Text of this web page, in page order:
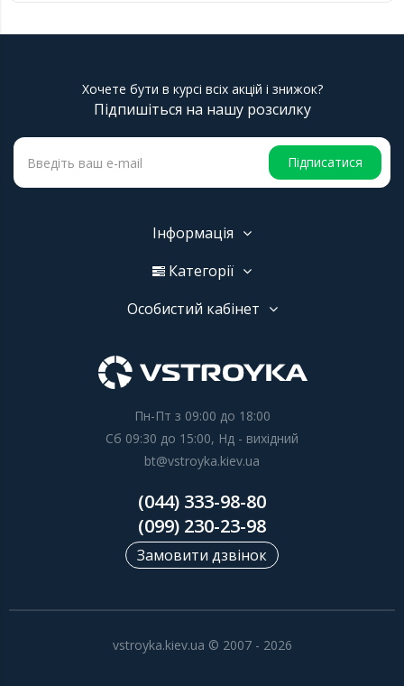
Хочете бути в курсі всіх акцій і знижок?
Підпишіться на нашу розсилку
Підписатися
Інформація
Категорії
Особистий кабінет
Пн-Пт з 09:00 до 18:00
Сб 09:30 до 15:00, Нд - вихідний
bt@vstroyka.kiev.ua
(044) 333-98-80
(099) 230-23-98
Замовити дзвінок
vstroyka.kiev.ua © 2007 - 2026